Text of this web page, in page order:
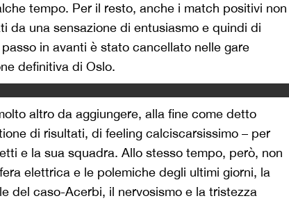
tempo. Per il resto, anche i match positivi non
da una sensazione di entusiasmo e quindi di
in avanti è stato cancellato nelle gare
definitiva di Oslo.
altro da aggiungere, alla fine come detto
di risultati, di feeling calciscarsissimo – per
e la sua squadra. Allo stesso tempo, però, non
elettrica e le polemiche degli ultimi giorni, la
del caso-Acerbi, il nervosismo e la tristezza